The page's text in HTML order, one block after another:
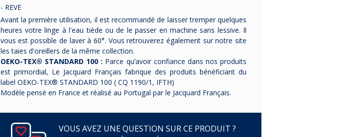
- REVE
Avant la première utilisation, il est recommandé de laisser tremper quelques
heures votre linge à l'eau tiède ou de le passer en machine sans lessive. Il
vous est possible de laver à 60°. Vous retrouverez également sur notre site
les taies d'oreillers de la même collection.
OEKO-TEX® STANDARD 100 : Parce qu’avoir confiance dans nos produits
est primordial, Le Jacquard Français fabrique des produits bénéficiant du
label OEKO-TEX® STANDARD 100 ( CQ 1190/1, IFTH)
Modèle pensé en France et réalisé au Portugal par le Jacquard Français.
VOUS AVEZ UNE QUESTION SUR CE PRODUIT ?